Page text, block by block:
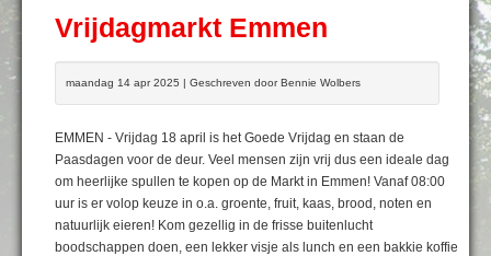
Vrijdagmarkt Emmen
maandag 14 apr 2025 | Geschreven door Bennie Wolbers
EMMEN - Vrijdag 18 april is het Goede Vrijdag en staan de
Paasdagen voor de deur. Veel mensen zijn vrij dus een ideale dag
om heerlijke spullen te kopen op de Markt in Emmen! Vanaf 08:00
uur is er volop keuze in o.a. groente, fruit, kaas, brood, noten en
natuurlijk eieren! Kom gezellig in de frisse buitenlucht
boodschappen doen, een lekker visje als lunch en een bakkie koffie